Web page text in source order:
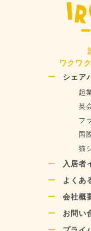
ワクワ
シェア
起
英
フ
国
猫
入居者
よくあ
会社概
お問い